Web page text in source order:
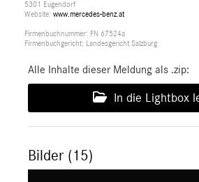
5301 Eugendorf
Website: www.mercedes-benz.at
Firmenbuchnummer: FN 67524a
Firmenbuchgericht: Landesgericht Salzburg
Alle Inhalte dieser Meldung als .zip:
In die Lightbox
Bilder (15)